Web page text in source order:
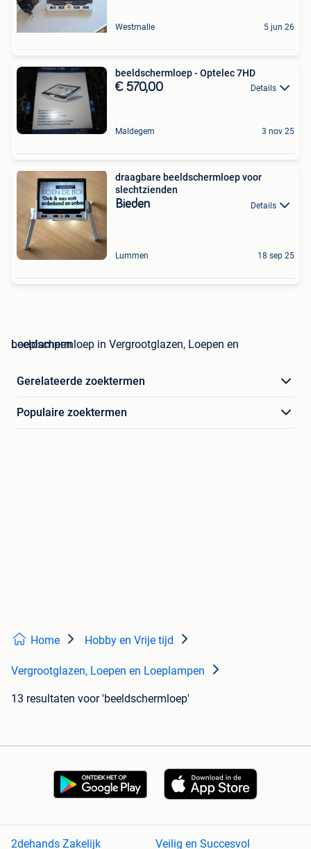
Westmalle 5 jun 26
beeldschermloep - Optelec 7HD
€ 570,00 Details
Maldegem 3 nov 25
draagbare beeldschermloep voor
slechtzienden
Bieden Details
Lummen 18 sep 25
beeldschermloep in Vergrootglazen, Loepen en Loeplampen
Gerelateerde zoektermen
Populaire zoektermen
Home Hobby en Vrije tijd
Vergrootglazen, Loepen en Loeplampen
13 resultaten voor 'beeldschermloep'
2dehands Zakelijk Veilig en Succesvol